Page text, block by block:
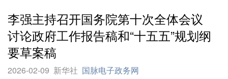
李强主持召开国务院第十次全体会议
讨论政府工作报告稿和“十五五”规划纲
要草案稿
2026-02-09 新华社 国脉电子政务网